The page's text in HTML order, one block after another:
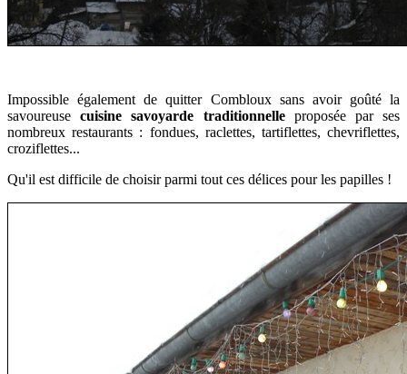
Impossible également de quitter Combloux sans avoir goûté la
savoureusecuisine savoyarde traditionnelleproposée par ses
nombreux restaurants : fondues, raclettes, tartiflettes, chevriflettes,
croziflettes...
Qu'il est difficile de choisir parmi tout ces délices pour les papilles !